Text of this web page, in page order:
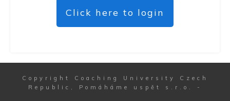
Click here to login
Copyright
Coaching University Czech
Republic, Pomáháme uspět s.r.o.
-